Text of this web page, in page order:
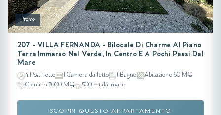
Promo
207 - VILLA FERNANDA - Bilocale Di Charme Al Piano
Terra Immerso Nel Verde, In Centro E A Pochi Passi Dal
Mare
4 Posti letto 1 Camera da letto 1 Bagno
Abitazione 60 MQ
Giardino 3000 MQ
500 mt dal mare
SCOPRI QUESTO APPARTAMENTO